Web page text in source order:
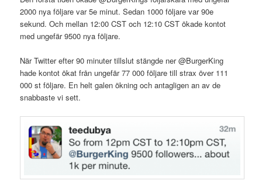
2000 nya följare var 5e minut. Sedan 1000 följare var 90e
sekund. Och mellan 12:00 CST och 12:10 CST ökade kontot
med ungefär 9500 nya följare.
När Twitter efter 90 minuter tillslut stängde ner @BurgerKing
hade kontot ökat från ungefär 77 000 följare till strax över 111
000 st följare. En helt galen ökning och antagligen an av de
snabbaste vi sett.